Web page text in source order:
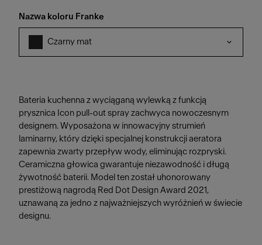
Nazwa koloru Franke
Czarny mat
Bateria kuchenna z wyciąganą wylewką z funkcją
prysznica Icon pull-out spray zachwyca nowoczesnym
designem. Wyposażona w innowacyjny strumień
laminarny, który dzięki specjalnej konstrukcji aeratora
zapewnia zwarty przepływ wody, eliminując rozpryski.
Ceramiczna głowica gwarantuje niezawodność i długą
żywotność baterii. Model ten został uhonorowany
prestiżową nagrodą Red Dot Design Award 2021,
uznawaną za jedno z najważniejszych wyróżnień w świecie
designu.